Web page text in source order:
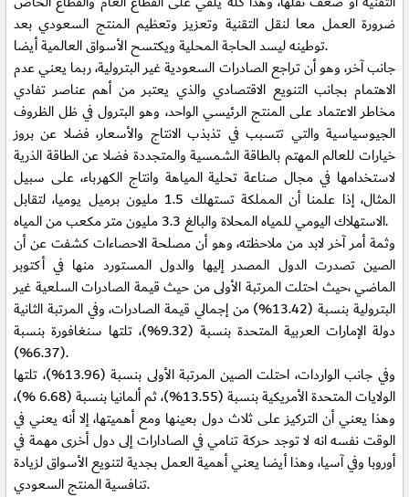
ضرورة العمل معا لنقل التقنية وتعزيز وتعظيم المنتج السعودي بعد
توطينه ليسد الحاجة المحلية ويكتسح الأسواق العالمية أيضا.
جانب آخر، وهو أن تراجع الصادرات السعودية غير البترولية، ربما يعني عدم
الاهتمام بجانب التنويع الاقتصادي والذي يعتبر من أهم عناصر تفادي
مخاطر الاعتماد على المنتج الرئيسي الواحد، وهو البترول في ظل الظروف
الجيوسياسية والتي تتسبب في تذبذب الانتاج والأسعار، فضلا عن بروز
خيارات للعالم المهتم بالطاقة الشمسية والمتجددة فضلا عن الطاقة الذرية
لاستخدامها في مجال صناعة تحلية المياهة وانتاج الكهرباء، على سبيل
المثال، إذا علمنا أن المملكة تستهلك 1.5 مليون برميل يوميا، لتقابل
الاستهلاك اليومي للمياه المحلاة والبالغ 3.3 مليون متر مكعب من المياه.
وثمة أمر آخر لابد من ملاحظته، وهو أن مصلحة الاحصاءات كشفت عن أن
الصين تصدرت الدول المصدر إليها والدول المستورد منها في أكتوبر
الماضي ،حيث احتلت المرتبة الأولى من حيث قيمة الصادرات السلعية غير
البترولية بنسبة (13.42%) من إجمالي قيمة الصادرات، وفي المرتبة الثانية
دولة الإمارات العربية المتحدة بنسبة (9.32%)، تلتها سنغافورة بنسبة
(6.37%).
وفي جانب الواردات، احتلت الصين المرتبة الأولى بنسبة (13.96%)، تلتها
الولايات المتحدة الأمريكية بنسبة (13.55%)، ثم ألمانيا بنسبة (6.68 %)،
وهذا يعني أن التركيز على ثلاث دول بعينها ومع أهميتها، إلا أنه يعني في
الوقت نفسه انه لا توجد حركة تنامي في الصادارات إلى دول أخرى مهمة في
أوروبا وفي آسيا، وهذا أيضا يعني أهمية العمل بجدية لتنويع الأسواق لزيادة
تنافسية المنتج السعودي.